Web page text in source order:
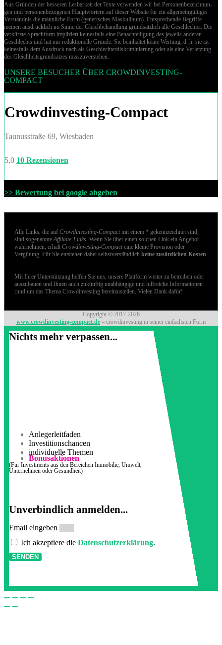
Aus Gründen der besseren Lesbarkeit der Texte verwenden wir bei Per­so­nen­be­zeich­nun­
gen und per­so­nen­be­zo­ge­nen Hauptwörtern auf dieser Website für ein allgemeingültiges
Verständnis die männliche Form (generisches Maskulinum). Entsprechende Begriffe
meinen ausdrücklich im Sinne der Gleichbehandlung grund­sätz­lich alle Geschlechter. Die
verkürzte Sprachform impliziert keinesfalls eine Benachteiligung des jeweils anderen
Geschlechts und hat nur redaktionelle Gründe. Sie beinhaltet keine Wertung, d. h. sie ist
keinesfalls dem Ausdruck nach als Geschlechterdiskriminierung oder als eine Verletzung
des Gleich­heits­grund­sat­zes misszuverstehen.
UNSERE BESUCHER ÜBER CROWDINVESTING-
COMPACT
Crowdinvesting-Compact
Taunusstraße 69, Wiesbaden
5,0 10 Rezensionen
>> Bewertung bei google abgeben
Alle Links, die auf Crowdinvesting-Compactmit einem * gekennzeichnet sind,
sind sogenannteAffiliate-Links. Wenn Sie über einen solchen Link ein Angebot
wahrnehmen, erhält Crowdinvesting-Compacteine kleine Provision oder
Vergütung. Für Sie entstehen dabei selbstverständlich keine zusätzlichen Kosten.
Mit Ihrer Unterstützung helfen Sie uns, unsere Plattform weiter zu betreiben oder
auszubauen und Ihnen auch zukünftig unabhängige und hilfreiche Informationen
rund um das Thema Crowdinvesting bereitzustellen. Vielen Dank dafür!
Copyright © 2017-2026
www.crowdinvesting-compact.de – crowdinvesting in seiner einfachsten Form
Nichts mehr verpassen...
Anlegerleitfaden
Investitionschancen
individuelle Themen
Bonusaktionen
(Für Investments aus den Bereichen Immobilie, Umwelt,
Unternehmen oder Gesundheit)
Unverbindlich anmelden...
Email eingeben
Ich akzeptiere die Datenschutzerklärung.
SENDEN